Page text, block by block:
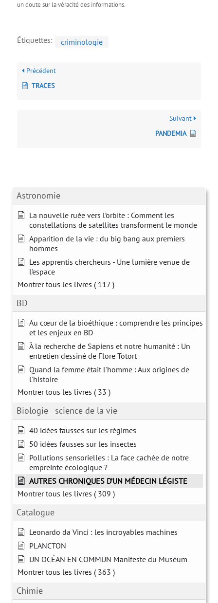
Astronomie
La nouvelle ruée vers l’orbite : Comment les
constellations de satellites transforment le monde
Apparition de la vie : du big bang aux premiers
hommes
Les apprentis chercheurs - Une lumière venue de
l'espace
Montrer tous les livres ( 117 )
BD
Au cœur de la bioéthique : comprendre les principes
et les enjeux en BD
À la recherche de Sapiens et notre humanité : Un
entretien dessiné de Flore Totort
Quand la femme était l'homme : Aux origines de
l'histoire
Montrer tous les livres ( 33 )
Biologie - science de la vie
40 idées fausses sur les régimes
50 idées fausses sur les insectes
Pollutions sensorielles : La face cachée de notre
empreinte écologique ?
AUTRES CHRONIQUES D’UN MÉDECIN LÉGISTE
Montrer tous les livres ( 309 )
Catalogue
Leonardo da Vinci : les incroyables machines
PLANCTON
UN OCÉAN EN COMMUN Manifeste du Muséum
Montrer tous les livres ( 363 )
Chimie
un doute sur la véracité des informations.
Étiquettes: criminologie
Précédent
TRACES
Suivant
PANDEMIA